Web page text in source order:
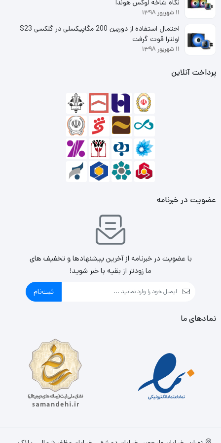
طولانی بازی خود به حداقل برسانید.
نگاه شاخه لوکس هوندا
۱۱ شهریور ۱۳۹۸
احتمال استفاده از دوربین 200 مگاپیکسلی در گلکسی S23
اولترا قوت گرفت
۱۱ شهریور ۱۳۹۸
پرداخت آنلاین
عضویت در خبرنامه
با عضویت در خبرنامه از آخرین پیشنهادها و تخفیف های
ما زودتر از بقیه با خبر شوید!
ثبت‌نام
نمادهای ما